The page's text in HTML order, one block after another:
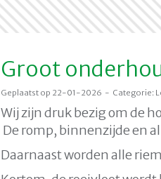
Groot
Geplaatst op 22-01-2026 - Categorie:
Wij zijn druk bezig om de
De romp, binnenzijde en
Daarnaast worden alle